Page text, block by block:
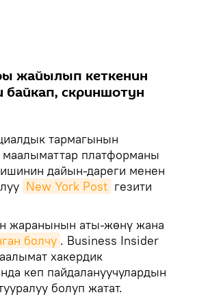
жайылып кеткенин
скриншотун
тармагынын
маалыматтар платформаны
дайын-дареги менен
New York Post гезити
жаранынын аты-жөнү жана
болчу . Business Insider
хакердик
кеп пайдалануучулардын
болуп жатат.